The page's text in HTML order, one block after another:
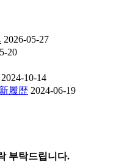
2026-05-27
20
2024-10-14
履歴 2024-06-19
부탁드립니다.